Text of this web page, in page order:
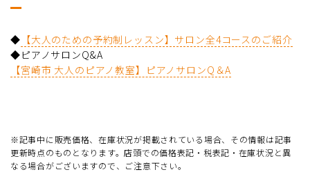
◆ 【大人のための予約制レッスン】サロン全4コースのご紹介
◆ピアノサロンQ&A
【宮崎市 大人のピアノ教室】ピアノサロンQ＆A
※記事中に販売価格、在庫状況が掲載されている場合、その情報は記事
更新時点のものとなります。店頭での価格表記・税表記・在庫状況と異
なる場合がございますので、ご注意下さい。